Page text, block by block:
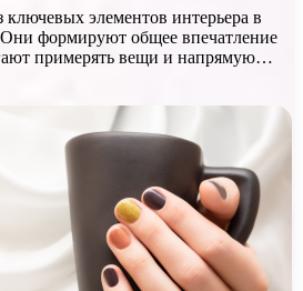
элементов интерьера в
формируют общее впечатление
примерять вещи и напрямую…